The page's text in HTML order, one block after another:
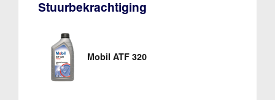
Stuurbekrachtiging
Mobil ATF 320